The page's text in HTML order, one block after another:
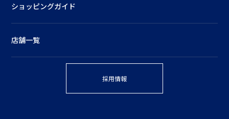
ショッピングガイド
店舗一覧
採用情報